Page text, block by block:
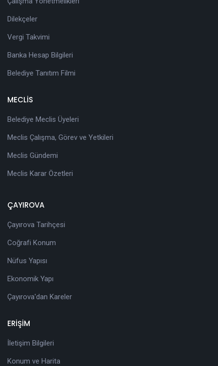
Dilekçeler
Vergi Takvimi
Banka Hesap Bilgileri
Belediye Tanıtım Filmi
MECLİS
Belediye Meclis Üyeleri
Meclis Çalışma, Görev ve Yetkileri
Meclis Gündemi
Meclis Karar Özetleri
ÇAYIROVA
Çayırova Tarihçesi
Coğrafi Konum
Nüfus Yapısı
Ekonomik Yapı
Çayırova'dan Kareler
ERİŞİM
İletişim Bilgileri
Konum ve Harita